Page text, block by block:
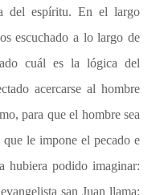
del espíritu. En el largo
escuchado a lo largo de
cuál es la lógica del
acercarse al hombre
para que el hombre sea
le impone el pecado e
hubiera podido imaginar:
san Juan llama: